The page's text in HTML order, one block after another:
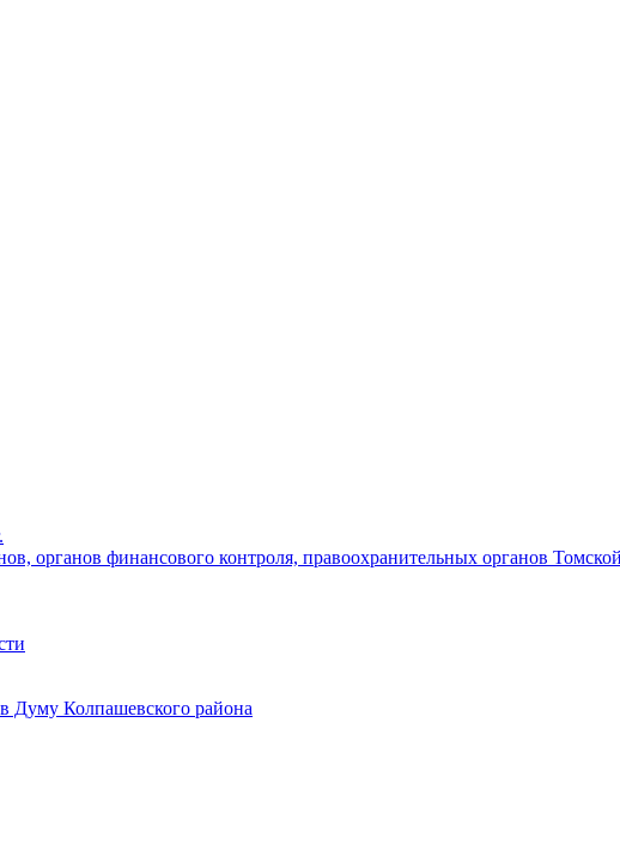
органов финансового контроля, правоохранительных органов
Думу Колпашевского района